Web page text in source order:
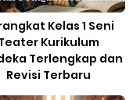
Kelas 1 Seni
Kurikulum
Terlengkap dan
Revisi Terbaru